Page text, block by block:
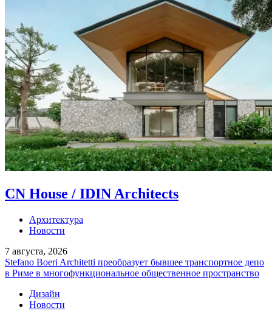
CN House / IDIN Architects
Архитектура
Новости
7 августа, 2026
Stefano Boeri Architetti преобразует бывшее транспортное депо
в Риме в многофункциональное общественное пространство
Дизайн
Новости